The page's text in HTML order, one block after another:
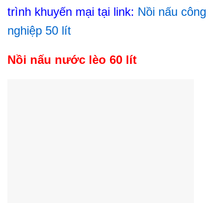
trình khuyến mại tại link: Nồi nấu công
nghiệp 50 lít
Nồi nấu nước lèo 60 lít